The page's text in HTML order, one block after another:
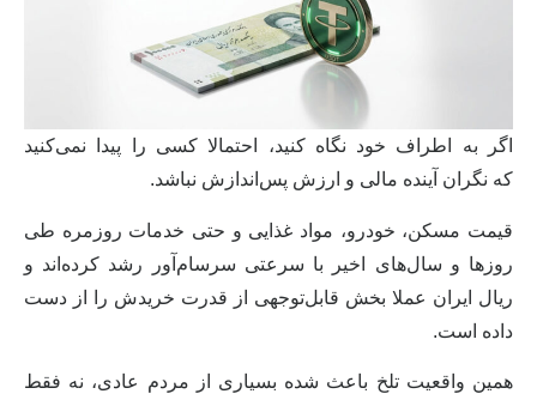
اگر به اطراف خود نگاه کنید، احتمالا کسی را پیدا نمی‌کنید
که نگران آینده مالی و ارزش پس‌اندازش نباشد.
قیمت مسکن، خودرو، مواد غذایی و حتی خدمات روزمره طی
روزها و سال‌های اخیر با سرعتی سرسام‌آور رشد کرده‌اند و
ریال ایران عملا بخش قابل‌توجهی از قدرت خریدش را از دست
داده است.
همین واقعیت تلخ باعث شده بسیاری از مردم عادی، نه فقط